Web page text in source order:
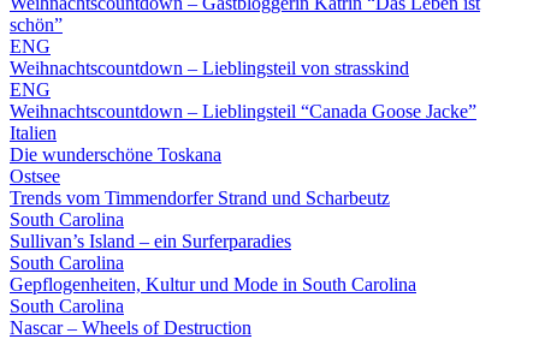
schön”
ENG
Weihnachtscountdown – Lieblingsteil von strasskind
ENG
Weihnachtscountdown – Lieblingsteil “Canada Goose Jacke”
Italien
Die wunderschöne Toskana
Ostsee
Trends vom Timmendorfer Strand und Scharbeutz
South Carolina
Sullivan’s Island – ein Surferparadies
South Carolina
Gepflogenheiten, Kultur und Mode in South Carolina
South Carolina
Nascar – Wheels of Destruction